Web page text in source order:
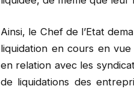
Ainsi, le Chef de l’Etat
liquidation en cours en
en relation avec les
de liquidations des